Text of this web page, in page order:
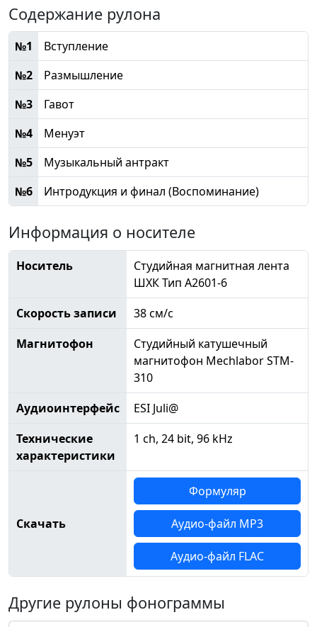
Содержание рулона
№1
Вступление
№2
Размышление
№3
Гавот
№4
Менуэт
№5
Музыкальный антракт
№6
Интродукция и финал (Воспоминание)
Информация о носителе
Носитель
Студийная магнитная лента
ШХК Тип А2601-6
Скорость записи
38 см/с
Магнитофон
Студийный катушечный
магнитофон Mechlabor STM-
310
Аудиоинтерфейс
ESI Juli@
Технические
характеристики
1 ch, 24 bit, 96 kHz
Скачать
Формуляр
Аудио-файл MP3
Аудио-файл FLAC
Другие рулоны фонограммы